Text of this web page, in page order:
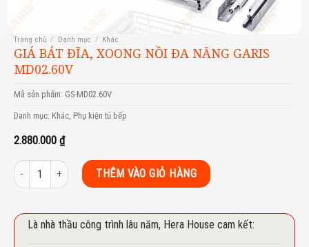
Trang chủ / Danh mục / Khác
GIÁ BÁT ĐĨA, XOONG NỒI ĐA NĂNG GARIS
MD02.60V
Mã sản phẩm: GS-MD02.60V
Danh mục: Khác Phụ kiện tủ bếp
2.880.000 ₫
GIÁ BÁT ĐĨA, XOONG NỒI ĐA NĂNG GARIS MD02.60V số lượng
THÊM VÀO GIỎ HÀNG
Là nhà thầu công trình lâu năm, Hera House cam kết: